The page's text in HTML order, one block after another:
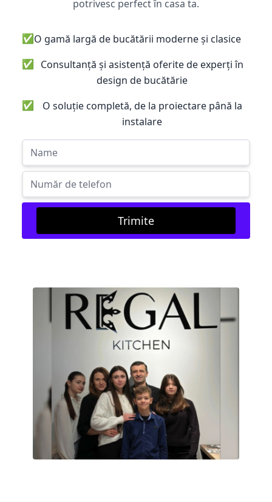
potrivesc perfect în casa ta.
✅O gamă largă de bucătării moderne și clasice
✅ Consultanță și asistență oferite de experți în
design de bucătărie
✅
O soluție completă, de la proiectare până la
instalare
Trimite